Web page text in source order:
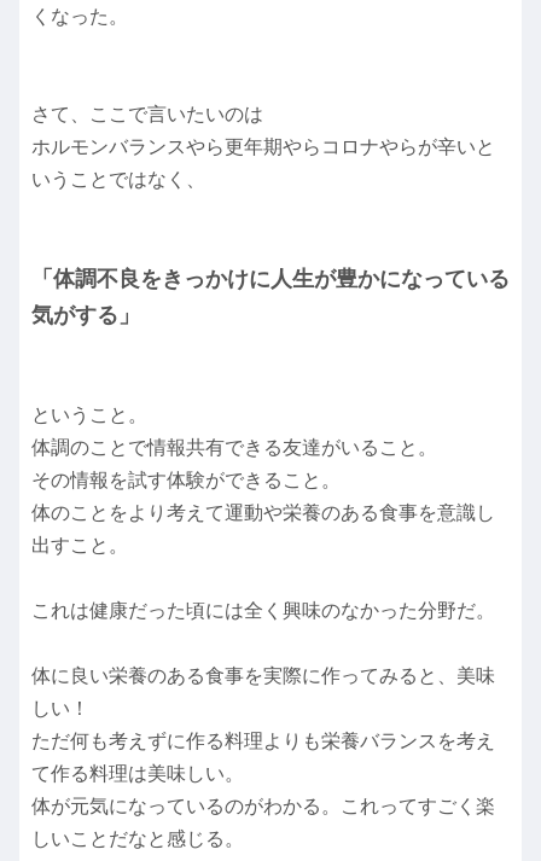
くなった。
さて、ここで言いたいのは
ホルモンバランスやら更年期やらコロナやらが辛いと
いうことではなく、
「体調不良をきっかけに人生が豊かになっている
気がする」
ということ。
体調のことで情報共有できる友達がいること。
その情報を試す体験ができること。
体のことをより考えて運動や栄養のある食事を意識し
出すこと。
これは健康だった頃には全く興味のなかった分野だ。
体に良い栄養のある食事を実際に作ってみると、美味
しい！
ただ何も考えずに作る料理よりも栄養バランスを考え
て作る料理は美味しい。
体が元気になっているのがわかる。これってすごく楽
しいことだなと感じる。